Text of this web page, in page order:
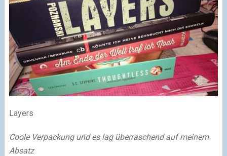
Layers
Coole Verpackung und es lag überraschend auf meinem
Absatz